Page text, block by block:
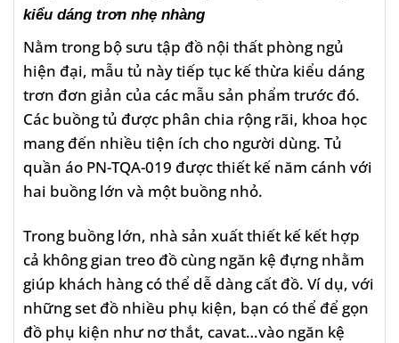
kiểu dáng trơn nhẹ nhàng
Nằm trong bộ sưu tập đồ nội thất phòng ngủ
hiện đại, mẫu tủ này tiếp tục kế thừa kiểu dáng
trơn đơn giản của các mẫu sản phẩm trước đó.
Các buồng tủ được phân chia rộng rãi, khoa học
mang đến nhiều tiện ích cho người dùng. Tủ
quần áo PN-TQA-019 được thiết kế năm cánh với
hai buồng lớn và một buồng nhỏ.
Trong buồng lớn, nhà sản xuất thiết kế kết hợp
cả không gian treo đồ cùng ngăn kệ đựng nhằm
giúp khách hàng có thể dễ dàng cất đồ. Ví dụ, với
những set đồ nhiều phụ kiện, bạn có thể để gọn
đồ phụ kiện như nơ thắt, cavat…vào ngăn kệ